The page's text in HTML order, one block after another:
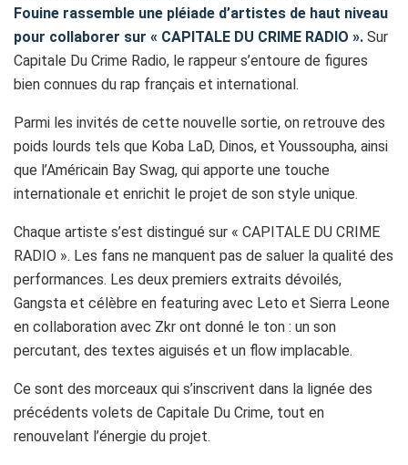
Fouine rassemble une pléiade d’artistes de haut niveau
pour collaborer sur « CAPITALE DU CRIME RADIO ». Sur
Capitale Du Crime Radio, le rappeur s’entoure de figures
bien connues du rap français et international.
Parmi les invités de cette nouvelle sortie, on retrouve des
poids lourds tels que Koba LaD, Dinos, et Youssoupha, ainsi
que l’Américain Bay Swag, qui apporte une touche
internationale et enrichit le projet de son style unique.
Chaque artiste s’est distingué sur « CAPITALE DU CRIME
RADIO ». Les fans ne manquent pas de saluer la qualité des
performances. Les deux premiers extraits dévoilés,
Gangsta et célèbre en featuring avec Leto et Sierra Leone
en collaboration avec Zkr ont donné le ton : un son
percutant, des textes aiguisés et un flow implacable.
Ce sont des morceaux qui s’inscrivent dans la lignée des
précédents volets de Capitale Du Crime, tout en
renouvelant l’énergie du projet.